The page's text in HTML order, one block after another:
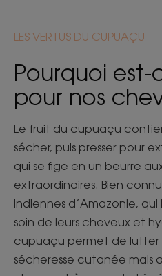
LES VERTUS DU CUPUAÇU
Pourquoi est-
pour nos
Le fruit du cupuaçu
sécher, puis presser pour
qui se fige en un beurre
extraordinaires. Bien
indiennes d’Amazonie,
soin de leurs cheveux et
cupuaçu permet de
sécheresse cutanée mais